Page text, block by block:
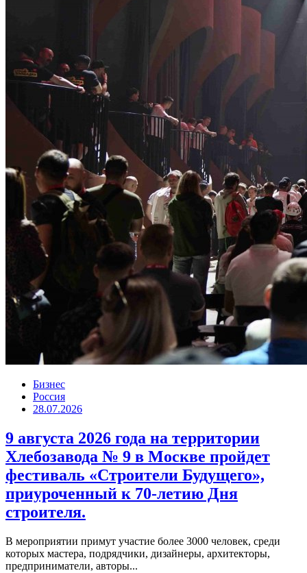
Бизнес
Россия
28.07.2026
9 августа 2026 года на территории
Хлебозавода № 9 в Москве пройдет
фестиваль «Строители Будущего»,
приуроченный к 70-летию Дня
строителя.
В мероприятии примут участие более 3000 человек, среди
которых мастера, подрядчики, дизайнеры, архитекторы,
предприниматели, авторы...